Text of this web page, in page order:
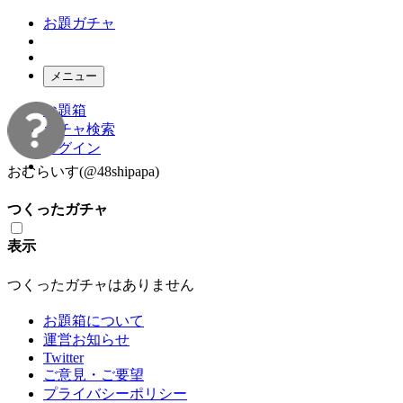
お題ガチャ
メニュー
お題箱
ガチャ検索
ログイン
おむらいす(@48shipapa)
つくったガチャ
表示
つくったガチャはありません
お題箱について
運営お知らせ
Twitter
ご意見・ご要望
プライバシーポリシー